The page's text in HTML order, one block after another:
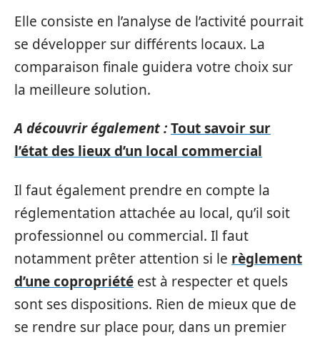
Elle consiste en l’analyse de l’activité pourrait
se développer sur différents locaux. La
comparaison finale guidera votre choix sur
la meilleure solution.
A découvrir également :Tout savoir sur
l’état des lieux d’un local commercial
Il faut également prendre en compte la
réglementation attachée au local, qu’il soit
professionnel ou commercial. Il faut
notamment prêter attention si le règlement
d’une copropriété est à respecter et quels
sont ses dispositions. Rien de mieux que de
se rendre sur place pour, dans un premier